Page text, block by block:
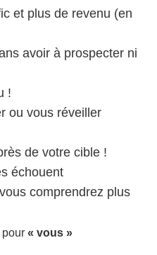
et plus de revenu (en
avoir à prospecter ni
!
ou vous réveiller
de votre cible !
échouent
comprendrez plus
pour « vous »